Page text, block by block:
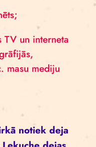
TV un interneta
masu mediju
notiek deja